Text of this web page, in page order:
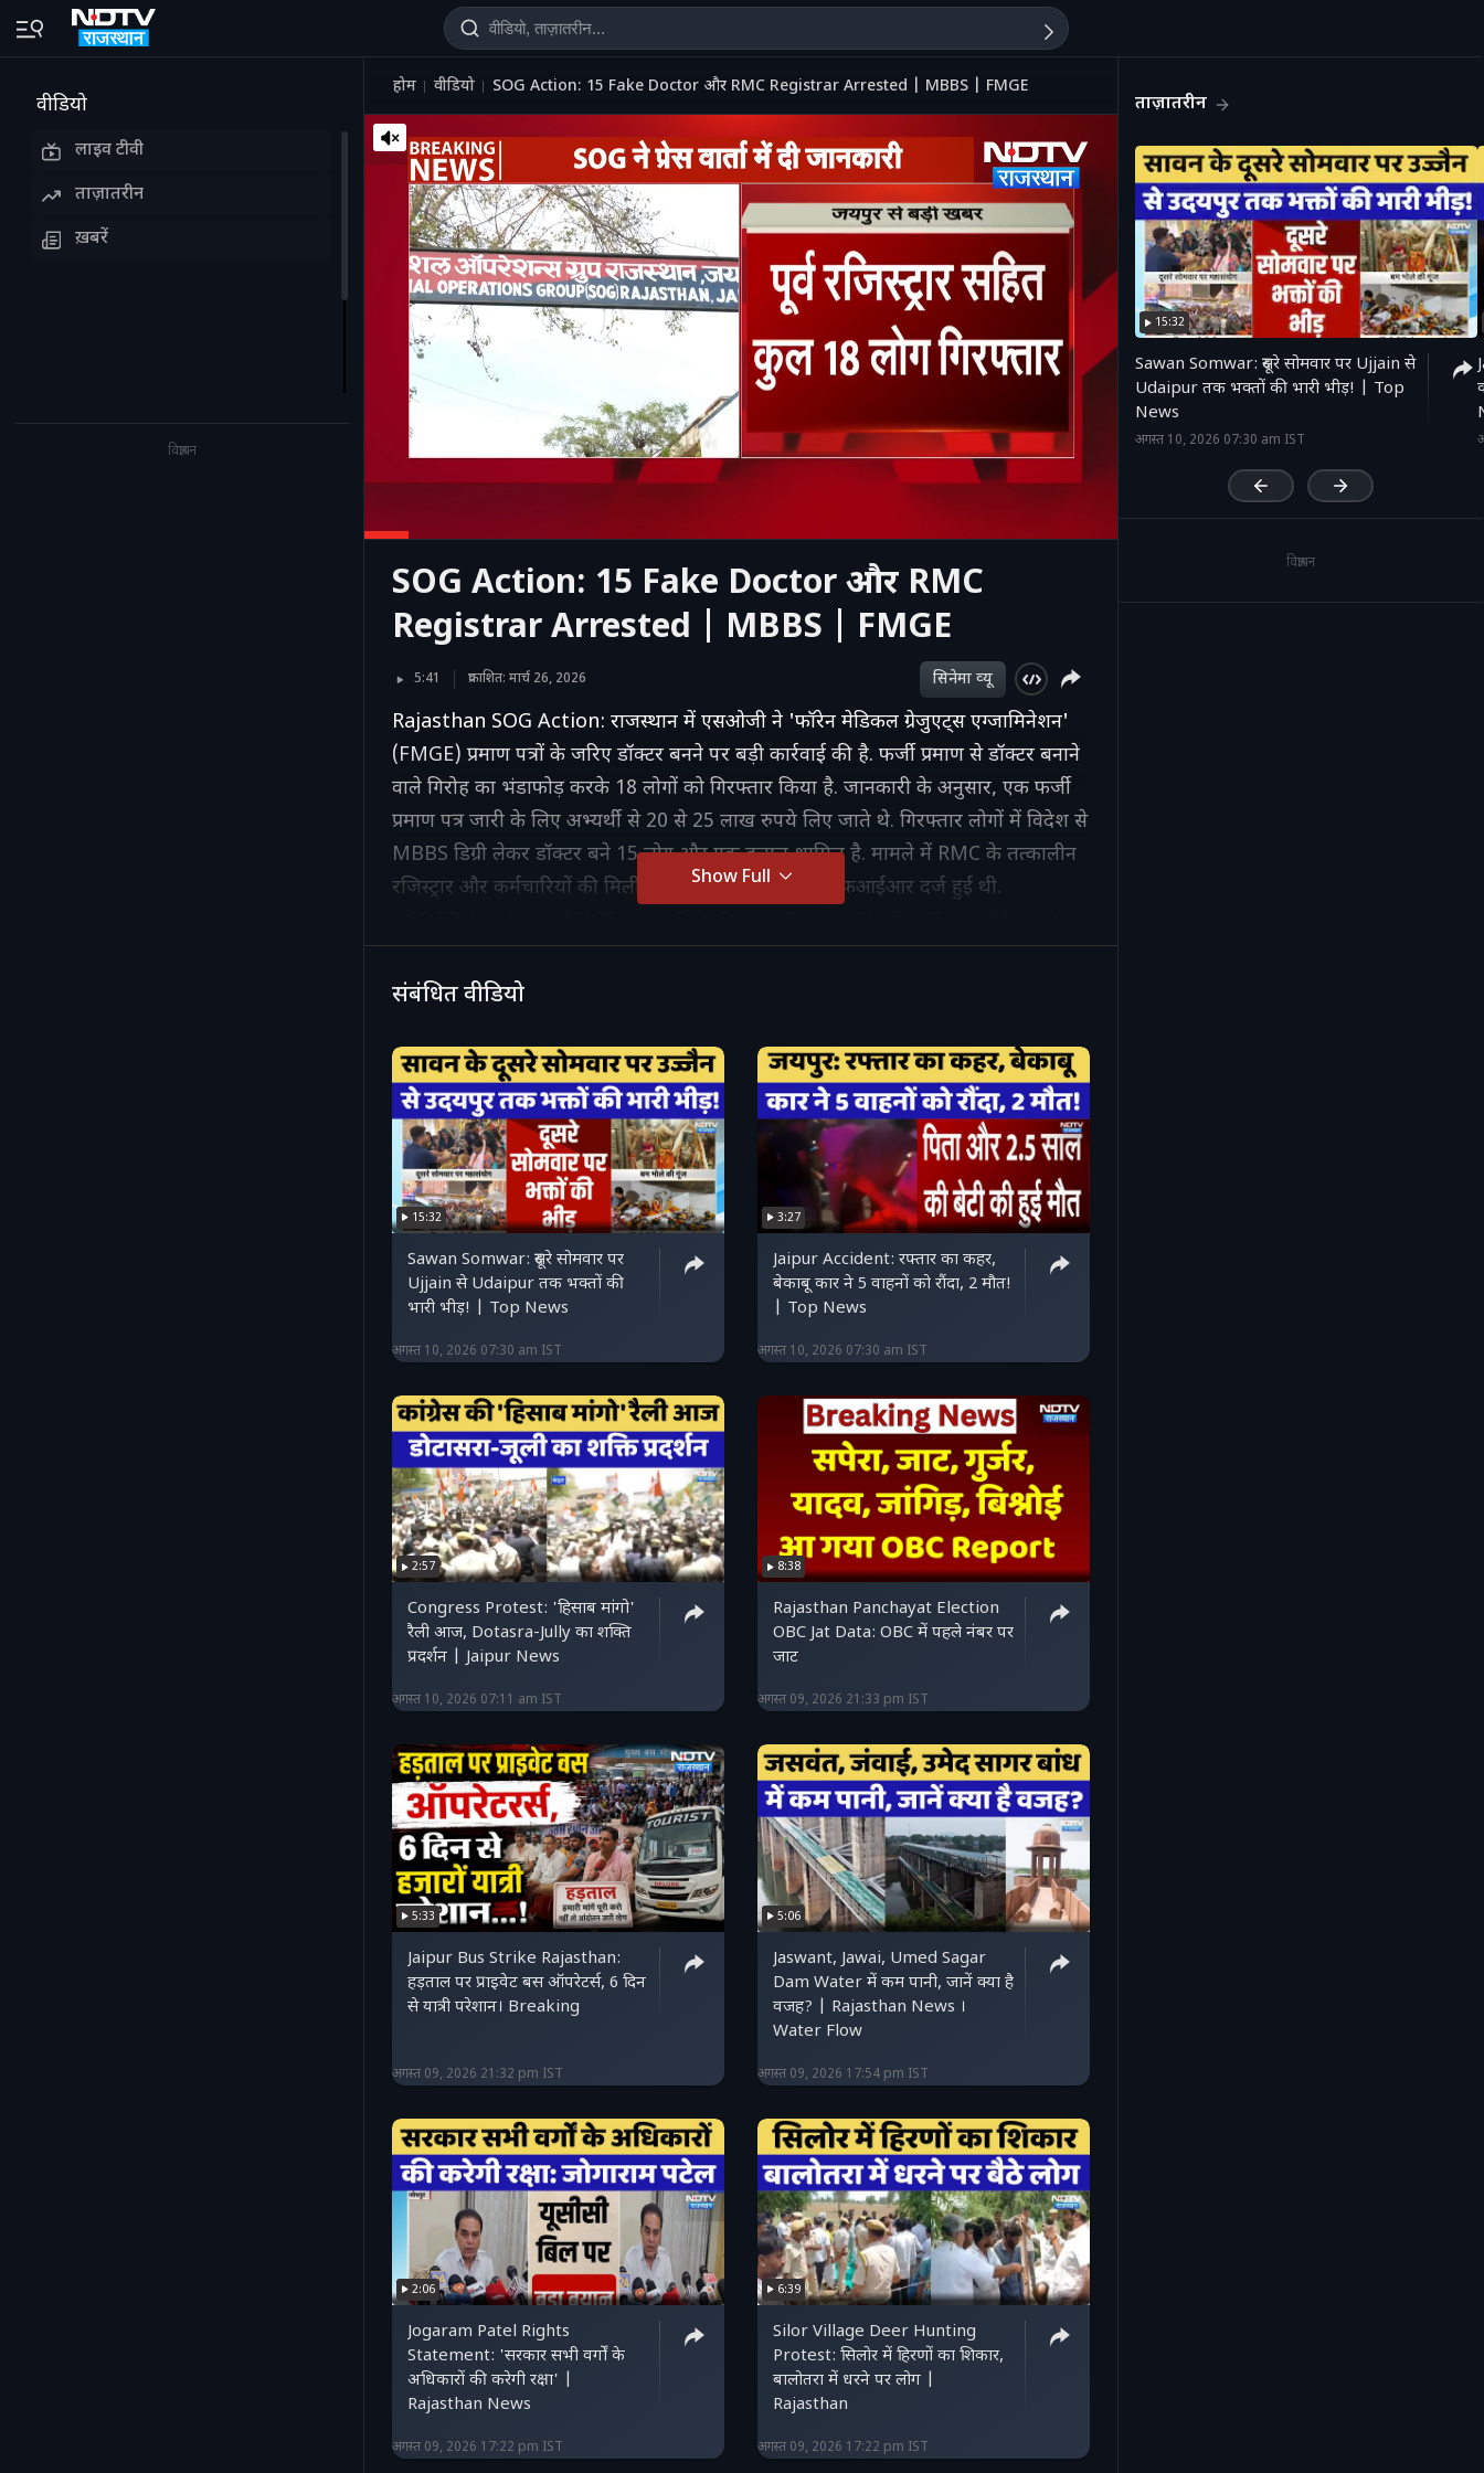
वीडियो
लाइव टीवी
ताज़ातरीन
ख़बरें
विज्ञापन
होम वीडियो SOG Action: 15 Fake Doctor और RMC Registrar Arrested | MBBS | FMGE
SOG Action: 15 Fake Doctor और RMC
Registrar Arrested | MBBS | FMGE
5:41 प्रकाशित: मार्च 26, 2026 सिनेमा व्‍यू
Rajasthan SOG Action: राजस्थान में एसओजी ने 'फॉरेन मेडिकल ग्रेजुएट्स एग्जामिनेशन'
(FMGE) प्रमाण पत्रों के जरिए डॉक्टर बनने पर बड़ी कार्रवाई की है. फर्जी प्रमाण से डॉक्टर बनाने
वाले गिरोह का भंडाफोड़ करके 18 लोगों को गिरफ्तार किया है. जानकारी के अनुसार, एक फर्जी
प्रमाण पत्र जारी के लिए अभ्यर्थी से 20 से 25 लाख रुपये लिए जाते थे. गिरफ्तार लोगों में विदेश से
MBBS डिग्री लेकर डॉक्टर बने 15 लोग और एक दलाल शामिल है. मामले में RMC के तत्कालीन
रजिस्ट्रार और कर्मचारियों की मिलीभगत उजागर होने के बाद एफआईआर दर्ज हुई थी.
#FMGECertificate #RajasthanNews #BreakingNews #Corruption
#MedicalEducation #JaipurNews #SOGAction #MBBSFraud
Show Full
संबंधित वीडियो
15:32
Sawan Somwar: दूसरे सोमवार पर
Ujjain से Udaipur तक भक्तों की
भारी भीड़! | Top News
अगस्त 10, 2026 07:30 am IST
3:27
Jaipur Accident: रफ्तार का कहर,
बेकाबू कार ने 5 वाहनों को रौंदा, 2 मौत!
| Top News
अगस्त 10, 2026 07:30 am IST
2:57
Congress Protest: 'हिसाब मांगो'
रैली आज, Dotasra-Jully का शक्ति
प्रदर्शन | Jaipur News
अगस्त 10, 2026 07:11 am IST
8:38
Rajasthan Panchayat Election
OBC Jat Data: OBC में पहले नंबर पर
जाट
अगस्त 09, 2026 21:33 pm IST
5:33
Jaipur Bus Strike Rajasthan:
हड़ताल पर प्राइवेट बस ऑपरेटर्स, 6 दिन
से यात्री परेशान। Breaking
अगस्त 09, 2026 21:32 pm IST
5:06
Jaswant, Jawai, Umed Sagar
Dam Water में कम पानी, जानें क्या है
वजह? | Rajasthan News ।
Water Flow
अगस्त 09, 2026 17:54 pm IST
2:06
Jogaram Patel Rights
Statement: 'सरकार सभी वर्गों के
अधिकारों की करेगी रक्षा' |
Rajasthan News
अगस्त 09, 2026 17:22 pm IST
6:39
Silor Village Deer Hunting
Protest: सिलोर में हिरणों का शिकार,
बालोतरा में धरने पर लोग |
Rajasthan
अगस्त 09, 2026 17:22 pm IST
ताज़ातरीन
15:32
Sawan Somwar: दूसरे सोमवार पर Ujjain से
Udaipur तक भक्तों की भारी भीड़! | Top
News
अगस्त 10, 2026 07:30 am IST
विज्ञापन